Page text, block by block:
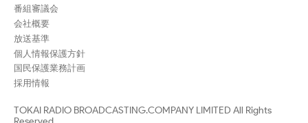
番組審議会
会社概要
放送基準
個人情報保護方針
国民保護業務計画
採用情報
TOKAI RADIO BROADCASTING.COMPANY LIMITED All Rights